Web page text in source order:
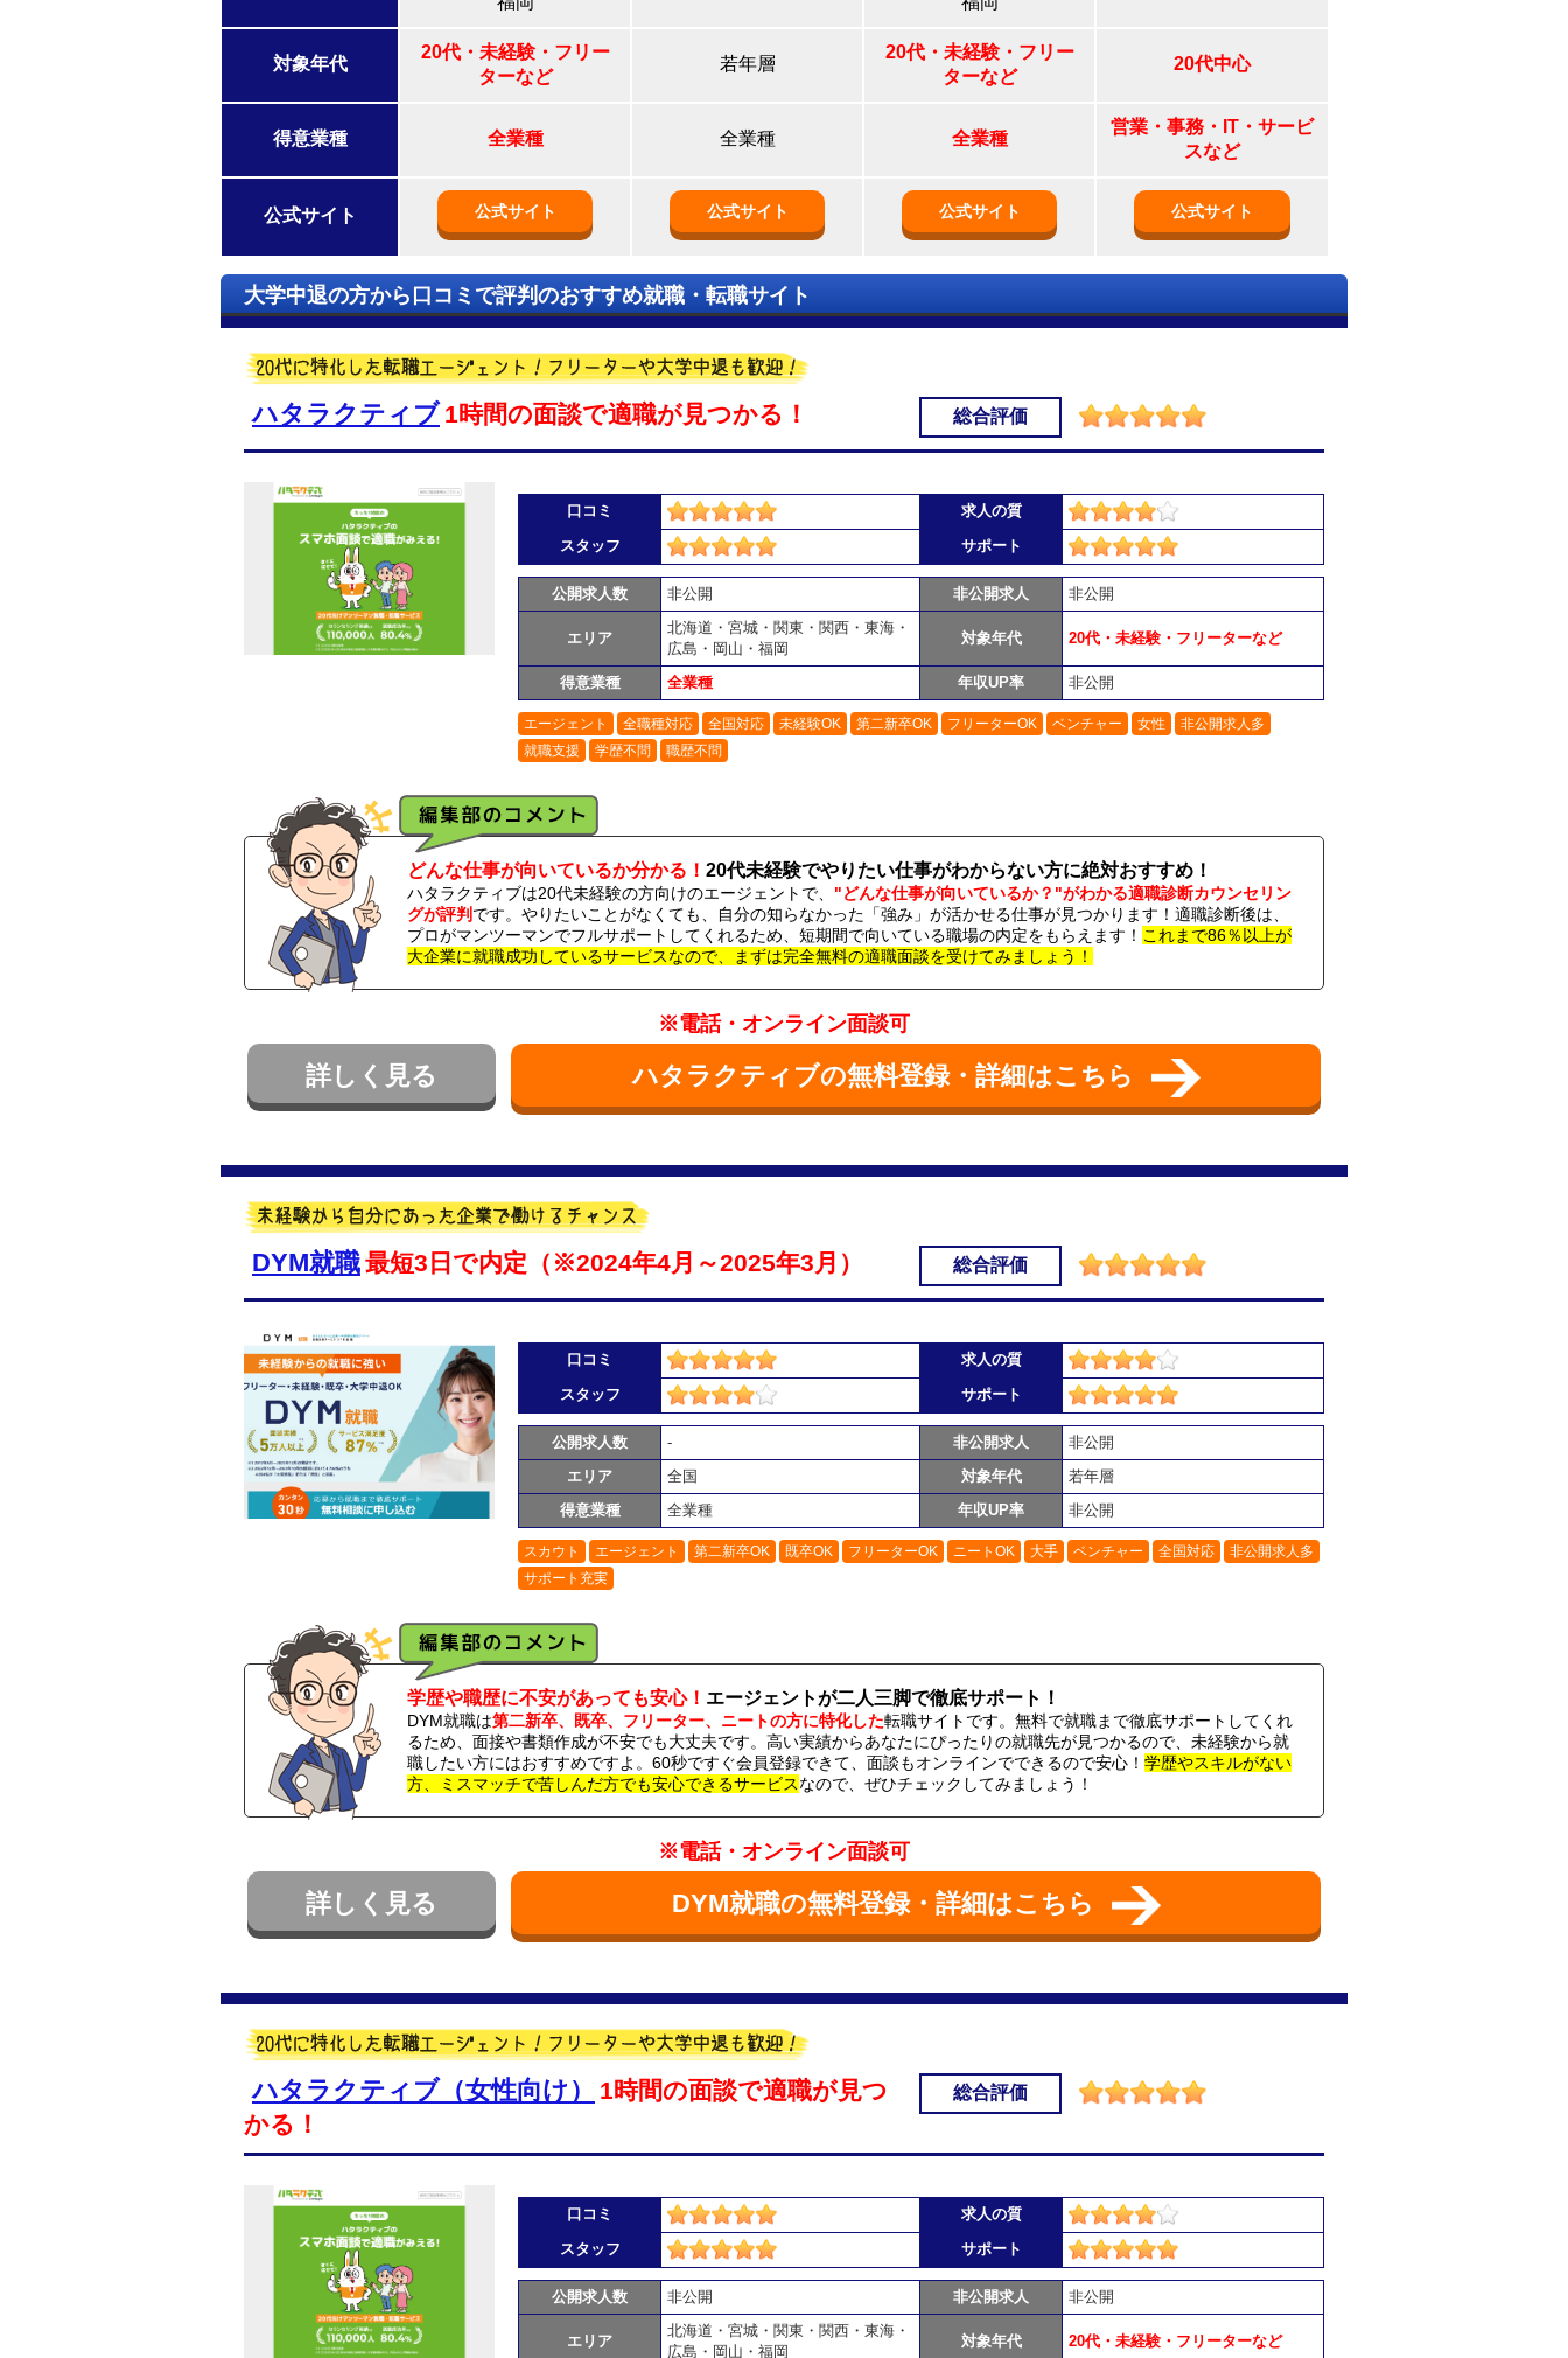
対象年代
20代・未経験・フリー
ターなど
若年層
20代・未経験・フリー
ターなど
20代中心
得意業種 全業種 全業種 全業種
営業・事務・IT・サービ
スなど
公式サイト 公式サイト 公式サイト 公式サイト 公式サイト
大学中退の方から口コミで評判のおすすめ就職・転職サイト
ハタラクティブ 1時間の面談で適職が見つかる！ 総合評価
口コミ
求人の質
スタッフ
サポート
公開求人数 非公開 非公開求人 非公開
エリア
北海道・宮城・関東・関西・東海・
広島・岡山・福岡
対象年代 20代・未経験・フリーターなど
得意業種 全業種 年収UP率 非公開
エージェント 全職種対応 全国対応 未経験OK 第二新卒OK フリーターOK ベンチャー 女性
非公開求人多
就職支援
学歴不問 職歴不問
どんな仕事が向いているか分かる！ 20代未経験でやりたい仕事がわからない方に絶対おすすめ！
ハタラクティブは20代未経験の方向けのエージェントで、 "どんな仕事が向いているか？"がわかる適職診断カウンセリン
グが評判 です。やりたいことがなくても、自分の知らなかった「強み」が活かせる仕事が見つかります！適職診断後は、
プロがマンツーマンでフルサポートしてくれるため、短期間で向いている職場の内定をもらえます！ これまで86％以上が
大企業に就職成功しているサービスなので、まずは完全無料の適職面談を受けてみましょう！
※電話・オンライン面談可
詳しく見る ハタラクティブの無料登録・詳細はこちら
DYM就職最短3日で内定（※2024年4月～2025年3月） 総合評価
口コミ
求人の質
スタッフ
サポート
公開求人数 - 非公開求人
非公開
エリア
全国 対象年代
若年層
得意業種
全業種 年収UP率 非公開
スカウト エージェント 第二新卒OK 既卒OK フリーターOK ニートOK 大手 ベンチャー 全国対応
非公開求人多
サポート充実
学歴や職歴に不安があっても安心！ エージェントが二人三脚で徹底サポート！
DYM就職は第二新卒、既卒、フリーター、ニートの方に特化した転職サイトです。無料で就職まで徹底サポートしてくれ
るため、面接や書類作成が不安でも大丈夫です。高い実績からあなたにぴったりの就職先が見つかるので、未経験から就
職したい方にはおすすめですよ。60秒ですぐ会員登録できて、面談もオンラインでできるので安心！ 学歴やスキルがない
方、ミスマッチで苦しんだ方でも安心できるサービスなので、ぜひチェックしてみましょう！
※電話・オンライン面談可
詳しく見る DYM就職の無料登録・詳細はこちら
ハタラクティブ（女性向け）
1時間の面談で適職が見つ
かる！
総合評価
口コミ
求人の質
スタッフ
サポート
公開求人数 非公開 非公開求人 非公開
エリア
北海道・宮城・関東・関西・東海・
広島・岡山・福岡
対象年代 20代・未経験・フリーターなど